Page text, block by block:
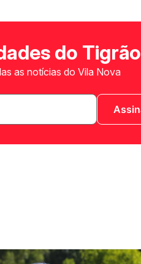
do Tigrão
as notícias do Vila Nova